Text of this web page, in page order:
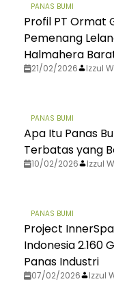
PANAS BUMI
Profil PT Ormat
Pemenang
Halmahera
21/02/2026 Izzul
PANAS BUMI
Apa Itu Panas
Terbatas yang
10/02/2026 Izzul
PANAS BUMI
Project
Indonesia 2.160
Panas Industri
07/02/2026 Izzul